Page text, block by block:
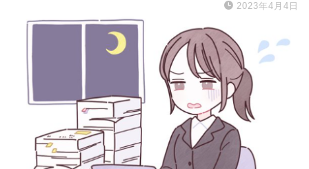
2023年4月4日